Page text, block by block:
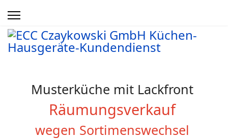
Musterküche mit Lackfront
Räumungsverkauf
wegen Sortimenswechsel